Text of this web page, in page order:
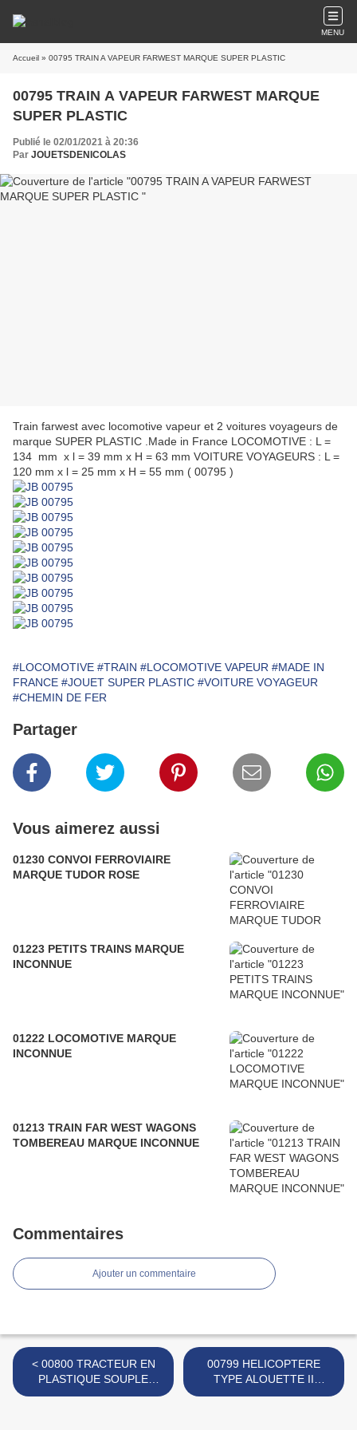
MENU
Accueil » 00795 TRAIN A VAPEUR FARWEST MARQUE SUPER PLASTIC
00795 TRAIN A VAPEUR FARWEST MARQUE
SUPER PLASTIC
Publié le 02/01/2021 à 20:36
Par JOUETSDENICOLAS
Train farwest avec locomotive vapeur et 2 voitures voyageurs de
marque SUPER PLASTIC .Made in France LOCOMOTIVE : L =
134 mm x l = 39 mm x H = 63 mm VOITURE VOYAGEURS : L =
120 mm x l = 25 mm x H = 55 mm ( 00795 )
#LOCOMOTIVE #TRAIN #LOCOMOTIVE VAPEUR #MADE IN
FRANCE #JOUET SUPER PLASTIC #VOITURE VOYAGEUR
#CHEMIN DE FER
Partager
Vous aimerez aussi
01230 CONVOI FERROVIAIRE
MARQUE TUDOR ROSE
01223 PETITS TRAINS MARQUE
INCONNUE
01222 LOCOMOTIVE MARQUE
INCONNUE
01213 TRAIN FAR WEST WAGONS
TOMBEREAU MARQUE INCONNUE
Commentaires
Ajouter un commentaire
< 00800 TRACTEUR EN
PLASTIQUE SOUPLE
MARQUE INCONNUE
00799 HELICOPTERE
TYPE ALOUETTE II
MARQUE INCONNUE >